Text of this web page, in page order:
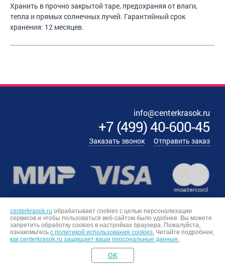
Хранить в прочно закрытой таре, предохраняя от влаги,
тепла и прямых солнечных лучей. Гарантийный срок
хранения: 12 месяцев.
info@centerkrasok.ru
+7(499)40-600-45
Заказать звонок Отправить заказ
centerkrasok.ru обрабатывает cookies с целью персонализации
сервисов и чтобы пользоваться веб-сайтом было удобнее. Вы можете
запретить обработку сookies в настройках браузера. Пожалуйста,
ознакомьтесь с политикой использования cookies. Читайте подробнее,
как centerkrasok.ru защищает ваши персональные данные.
OK